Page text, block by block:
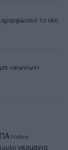
το νέο
«αιωνίων»
Ιταλια
γερμανια